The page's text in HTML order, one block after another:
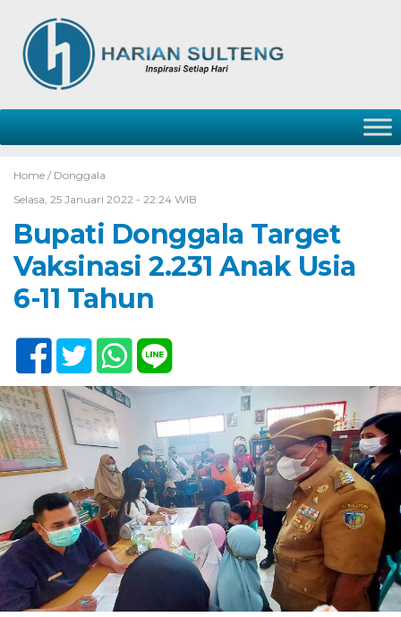
Home / Donggala
Selasa, 25 Januari 2022 - 22:24 WIB
Bupati Donggala Target
Vaksinasi 2.231 Anak Usia
6-11 Tahun